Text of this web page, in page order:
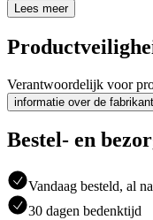
Lees meer
Verantwoordelijk voor
informatie over de fabrikant
Bestel- en
Vandaag besteld, al
30 dagen bedenktijd